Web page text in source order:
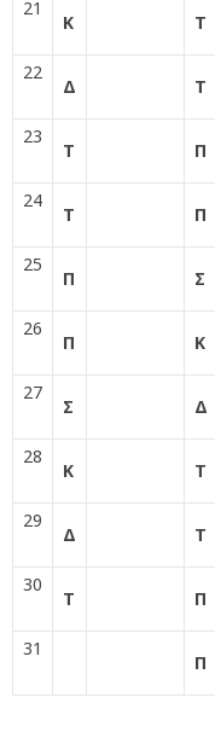
21
Κ Τ
22
Δ Τ
23
Τ Π
24
Τ Π
25
Π Σ
26
Π Κ
27
Σ Δ
28
Κ Τ
29
Δ Τ
30
Τ Π
31
Π